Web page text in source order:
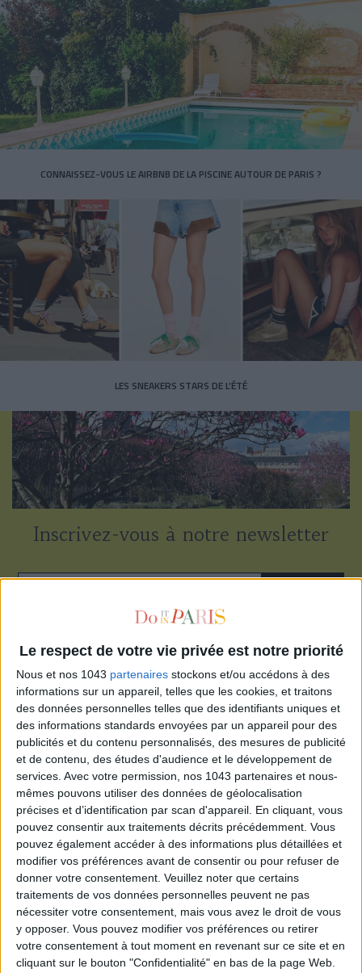
Le respect de votre vie privée est notre priorité
Nous et nos 1043 partenaires stockons et/ou accédons à des
informations sur un appareil, telles que les cookies, et traitons
des données personnelles telles que des identifiants uniques et
des informations standards envoyées par un appareil pour des
publicités et du contenu personnalisés, des mesures de publicité
et de contenu, des études d'audience et le développement de
services. Avec votre permission, nos 1043 partenaires et nous-
mêmes pouvons utiliser des données de géolocalisation
précises et d’identification par scan d'appareil. En cliquant, vous
pouvez consentir aux traitements décrits précédemment. Vous
pouvez également accéder à des informations plus détaillées et
modifier vos préférences avant de consentir ou pour refuser de
donner votre consentement. Veuillez noter que certains
traitements de vos données personnelles peuvent ne pas
nécessiter votre consentement, mais vous avez le droit de vous
y opposer. Vous pouvez modifier vos préférences ou retirer
votre consentement à tout moment en revenant sur ce site et en
cliquant sur le bouton "Confidentialité" en bas de la page Web.
CONNAISSEZ-VOUS LE AIRBNB DE LA PISCINE AUTOUR DE PARIS ?
LES SNEAKERS STARS DE L’ÉTÉ
Inscrivez-vous à notre newsletter
ADOPT PARFUMS RÉVOLUTIONNE LA PARFUMERIE MADE IN FRANCE À PETIT PRIX